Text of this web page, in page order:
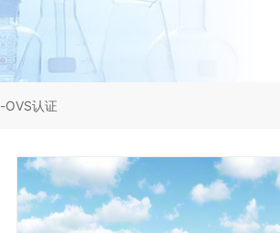
OVS认证